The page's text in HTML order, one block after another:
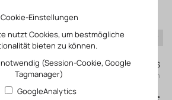
0
Mein KLEFINGHAUS
einloggen
Cookie-Einstellungen
nutzt Cookies, um bestmögliche
bieten zu können.
(Session-Cookie, Google
Tagmanager)
GoogleAnalytics